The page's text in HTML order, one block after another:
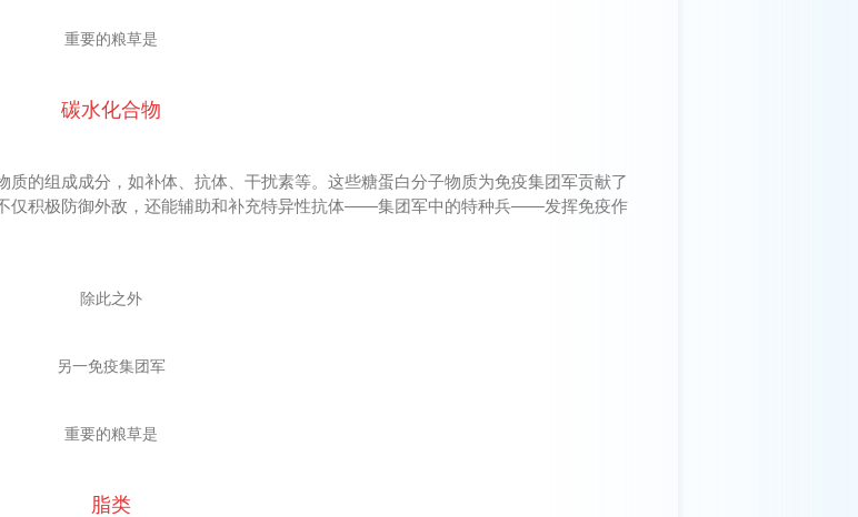
重要的粮草是
碳水化合物
的组成成分，如补体、抗体、干扰素等。这些糖蛋白分子物质为免疫集团军贡献了
仅积极防御外敌，还能辅助和补充特异性抗体——集团军中的特种兵——发挥免疫作
除此之外
另一免疫集团军
重要的粮草是
脂类